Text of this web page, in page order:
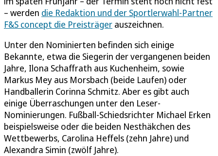
– werden die Redaktion und der Sportlerwahl-Partner
F&S concept die Preisträger auszeichnen.
Unter den Nominierten befinden sich einige
Bekannte, etwa die Siegerin der vergangenen beiden
Jahre, Ilona Schaffrath aus Kuchenheim, sowie
Markus Mey aus Morsbach (beide Laufen) oder
Handballerin Corinna Schmitz. Aber es gibt auch
einige Überraschungen unter den Leser-
Nominierungen. Fußball-Schiedsrichter Michael Erken
beispielsweise oder die beiden Nesthäkchen des
Wettbewerbs, Carolina Heffels (zehn Jahre) und
Alexandra Simin (zwölf Jahre).